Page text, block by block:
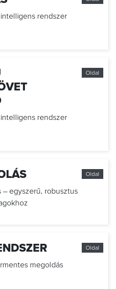
rendszer
Oldal
rendszer
Oldal
– egyszerű, robusztus
Oldal
megoldás